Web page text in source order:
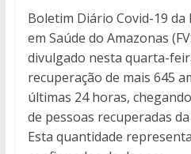
Boletim Diário Covid-19 da
em Saúde do Amazonas
divulgado nesta quarta-
recuperação de mais 645
últimas 24 horas,
de pessoas recuperadas
Esta quantidade